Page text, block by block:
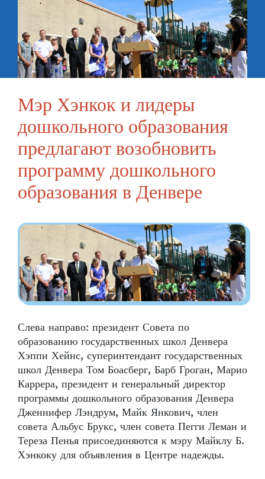
Мэр Хэнкок и лидеры
дошкольного образования
предлагают возобновить
программу дошкольного
образования в Денвере
Слева направо: президент Совета по
образованию государственных школ Денвера
Хэппи Хейнс, суперинтендант государственных
школ Денвера Том Боасберг, Барб Гроган, Марио
Каррера, президент и генеральный директор
программы дошкольного образования Денвера
Дженнифер Лэндрум, Майк Янкович, член
совета Альбус Брукс, член совета Пегги Леман и
Тереза Пенья присоединяются к мэру Майклу Б.
Хэнкоку для объявления в Центре надежды.